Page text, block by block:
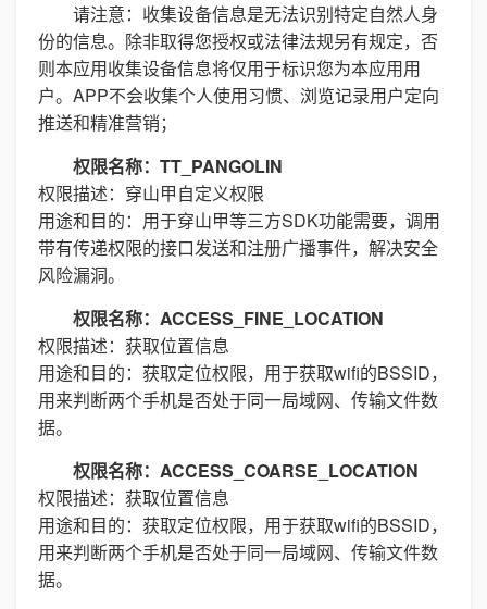
请注意：收集设备信息是无法识别特定自然人身
份的信息。除非取得您授权或法律法规另有规定，否
则本应用收集设备信息将仅用于标识您为本应用用
户。APP不会收集个人使用习惯、浏览记录用户定向
推送和精准营销；
权限名称：TT_PANGOLIN
权限描述：穿山甲自定义权限
用途和目的：用于穿山甲等三方SDK功能需要，调用
带有传递权限的接口发送和注册广播事件，解决安全
风险漏洞。
权限名称：ACCESS_FINE_LOCATION
权限描述：获取位置信息
用途和目的：获取定位权限，用于获取wifi的BSSID，
用来判断两个手机是否处于同一局域网、传输文件数
据。
权限名称：ACCESS_COARSE_LOCATION
权限描述：获取位置信息
用途和目的：获取定位权限，用于获取wifi的BSSID，
用来判断两个手机是否处于同一局域网、传输文件数
据。